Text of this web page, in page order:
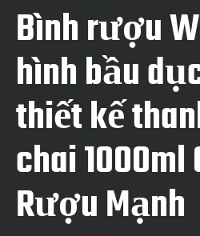
Bình rượu
hình bầu
thiết kế
chai 1000ml
Rượu Mạnh